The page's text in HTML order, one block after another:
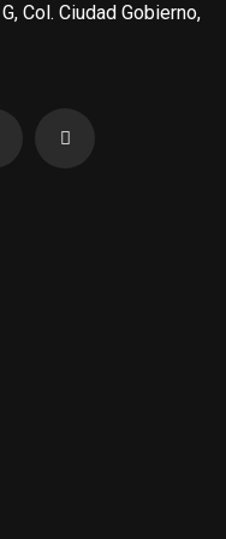
Col. Ciudad Gobierno,
Tiktok